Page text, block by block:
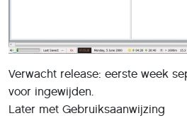
Verwacht release: eerste week
voor ingewijden.
Later met Gebruiksaanwijzing